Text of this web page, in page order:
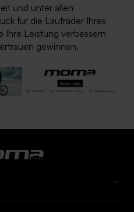
und unter allen
für die Laufräder Ihres
Ihre Leistung verbessern
gewinnen.